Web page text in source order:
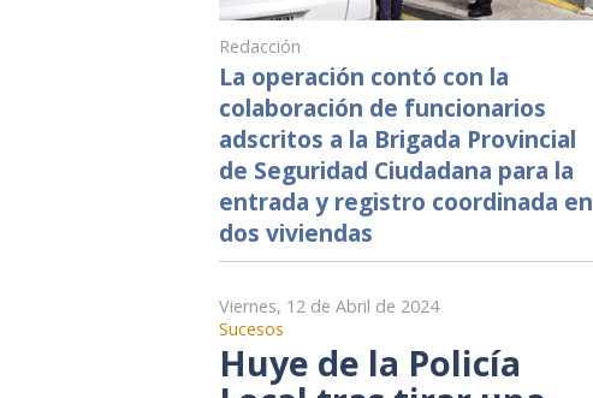
Redacción
La operación contó con la
colaboración de funcionarios
adscritos a la Brigada Provincial
de Seguridad Ciudadana para la
entrada y registro coordinada en
dos viviendas
Viernes, 12 de Abril de 2024
Sucesos
Huye de la Policía